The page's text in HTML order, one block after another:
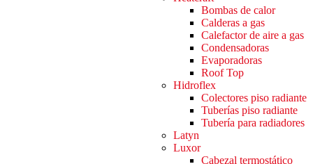
Bombas de calor
Calderas a gas
Calefactor de aire a gas
Condensadoras
Evaporadoras
Roof Top
Hidroflex
Colectores piso radiante
Tuberías piso radiante
Tubería para radiadores
Latyn
Luxor
Cabezal termostático